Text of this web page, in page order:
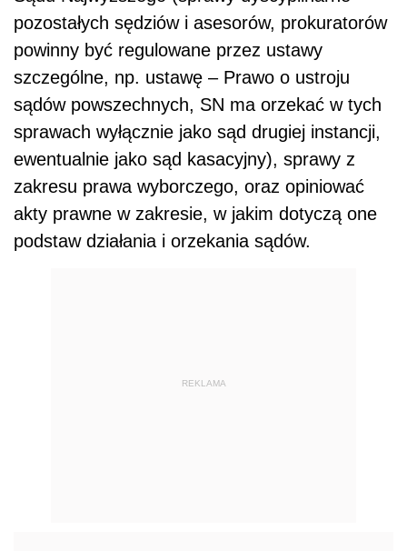
pozostałych sędziów i asesorów, prokuratorów
powinny być regulowane przez ustawy
szczególne, np. ustawę – Prawo o ustroju
sądów powszechnych, SN ma orzekać w tych
sprawach wyłącznie jako sąd drugiej instancji,
ewentualnie jako sąd kasacyjny), sprawy z
zakresu prawa wyborczego, oraz opiniować
akty prawne w zakresie, w jakim dotyczą one
podstaw działania i orzekania sądów.
REKLAMA